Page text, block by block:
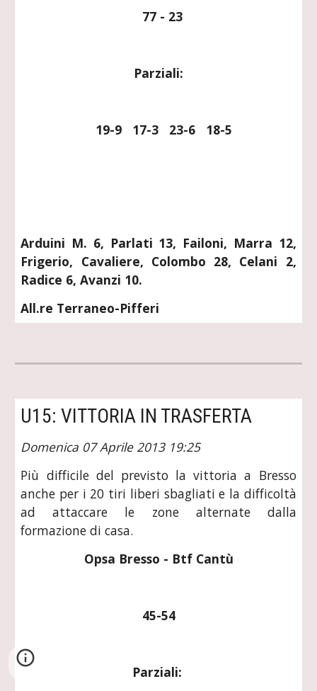
  77 - 23
Parziali:
   19-9   17-3   23-6   18-5
Arduini M. 6, Parlati 13, Failoni, Marra 12,
Frigerio, Cavaliere, Colombo 28, Celani 2,
Radice 6, Avanzi 10.
All.re Terraneo-Pifferi
U15: VITTORIA IN TRASFERTA
Domenica 07 Aprile 2013 19:25
Più difficile del previsto la vittoria a Bresso
anche per i 20 tiri liberi sbagliati e la difficoltà
ad attaccare le zone alternate dalla
formazione di casa.
Opsa Bresso - Btf Cantù
45-54
Parziali: